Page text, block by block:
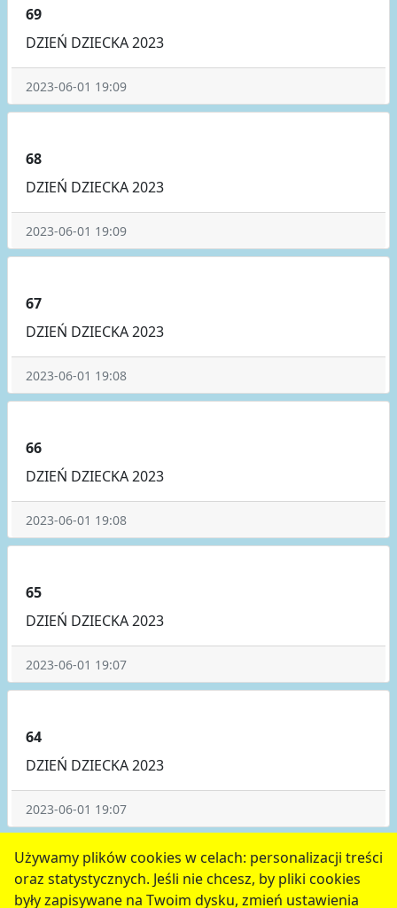
Używamy plików cookies w celach: personalizacji treści
oraz statystycznych. Jeśli nie chcesz, by pliki cookies
były zapisywane na Twoim dysku, zmień ustawienia
69
DZIEŃ DZIECKA 2023
2023-06-01 19:09
68
DZIEŃ DZIECKA 2023
2023-06-01 19:09
67
DZIEŃ DZIECKA 2023
2023-06-01 19:08
66
DZIEŃ DZIECKA 2023
2023-06-01 19:08
65
DZIEŃ DZIECKA 2023
2023-06-01 19:07
64
DZIEŃ DZIECKA 2023
2023-06-01 19:07
poprzednie 6 7 8 9 następne
serwis jest częścią portalu miejskiegowww.chojnow.eu